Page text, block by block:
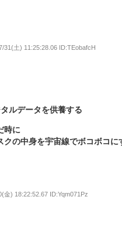
31(土) 11:25:28.06 ID:TEobafcH
ルデータを供養する
時に
クの中身を宇宙線でボコボコに
金) 18:22:52.67 ID:Yqm071Pz